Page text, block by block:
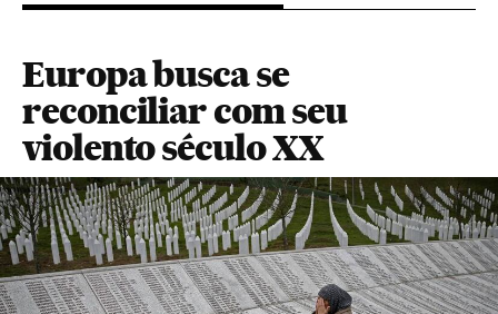
Europa busca se
reconciliar com seu
violento século XX